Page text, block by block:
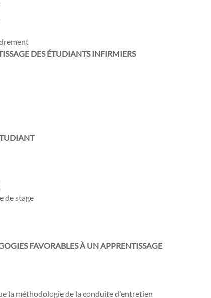
DES ÉTUDIANTS INFIRMIERS
de stage
FAVORABLES À UN APPRENTISSAGE
la méthodologie de la conduite d'entretien